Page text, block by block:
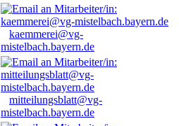
kaemmerei@vg-
mistelbach.bayern.de
mitteilungsblatt@vg-
mistelbach.bayern.de